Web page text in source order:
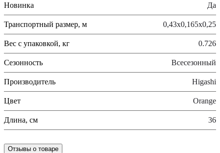
Новинка Да
Транспортный размер, м 0,43x0,165x0,25
Вес с упаковкой, кг 0.726
Сезонность Всесезонный
Производитель Higashi
Цвет Orange
Длина, см 36
Отзывы о товаре